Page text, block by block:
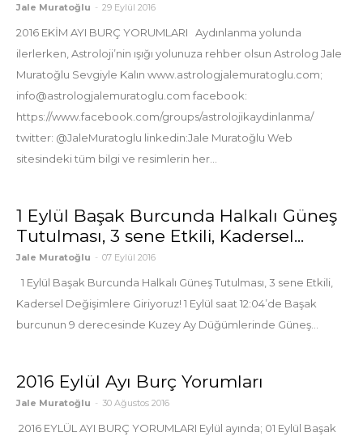
Jale Muratoğlu - 29 Eylül 2016
2016 EKİM AYI BURÇ YORUMLARI Aydınlanma yolunda
ilerlerken, Astroloji’nin ışığı yolunuza rehber olsun Astrolog Jale
Muratoğlu Sevgiyle Kalın www.astrologjalemuratoglu.com;
info@astrologjalemuratoglu.com facebook:
https://www.facebook.com/groups/astrolojikaydinlanma/
twitter: @JaleMuratoglu linkedin:Jale Muratoğlu Web
sitesindeki tüm bilgi ve resimlerin her...
1 Eylül Başak Burcunda Halkalı Güneş
Tutulması, 3 sene Etkili, Kadersel...
Jale Muratoğlu - 07 Eylül 2016
1 Eylül Başak Burcunda Halkalı Güneş Tutulması, 3 sene Etkili,
Kadersel Değişimlere Giriyoruz! 1 Eylül saat 12:04’de Başak
burcunun 9 derecesinde Kuzey Ay Düğümlerinde Güneş...
2016 Eylül Ayı Burç Yorumları
Jale Muratoğlu - 30 Ağustos 2016
2016 EYLÜL AYI BURÇ YORUMLARI Eylül ayında; 01 Eylül Başak